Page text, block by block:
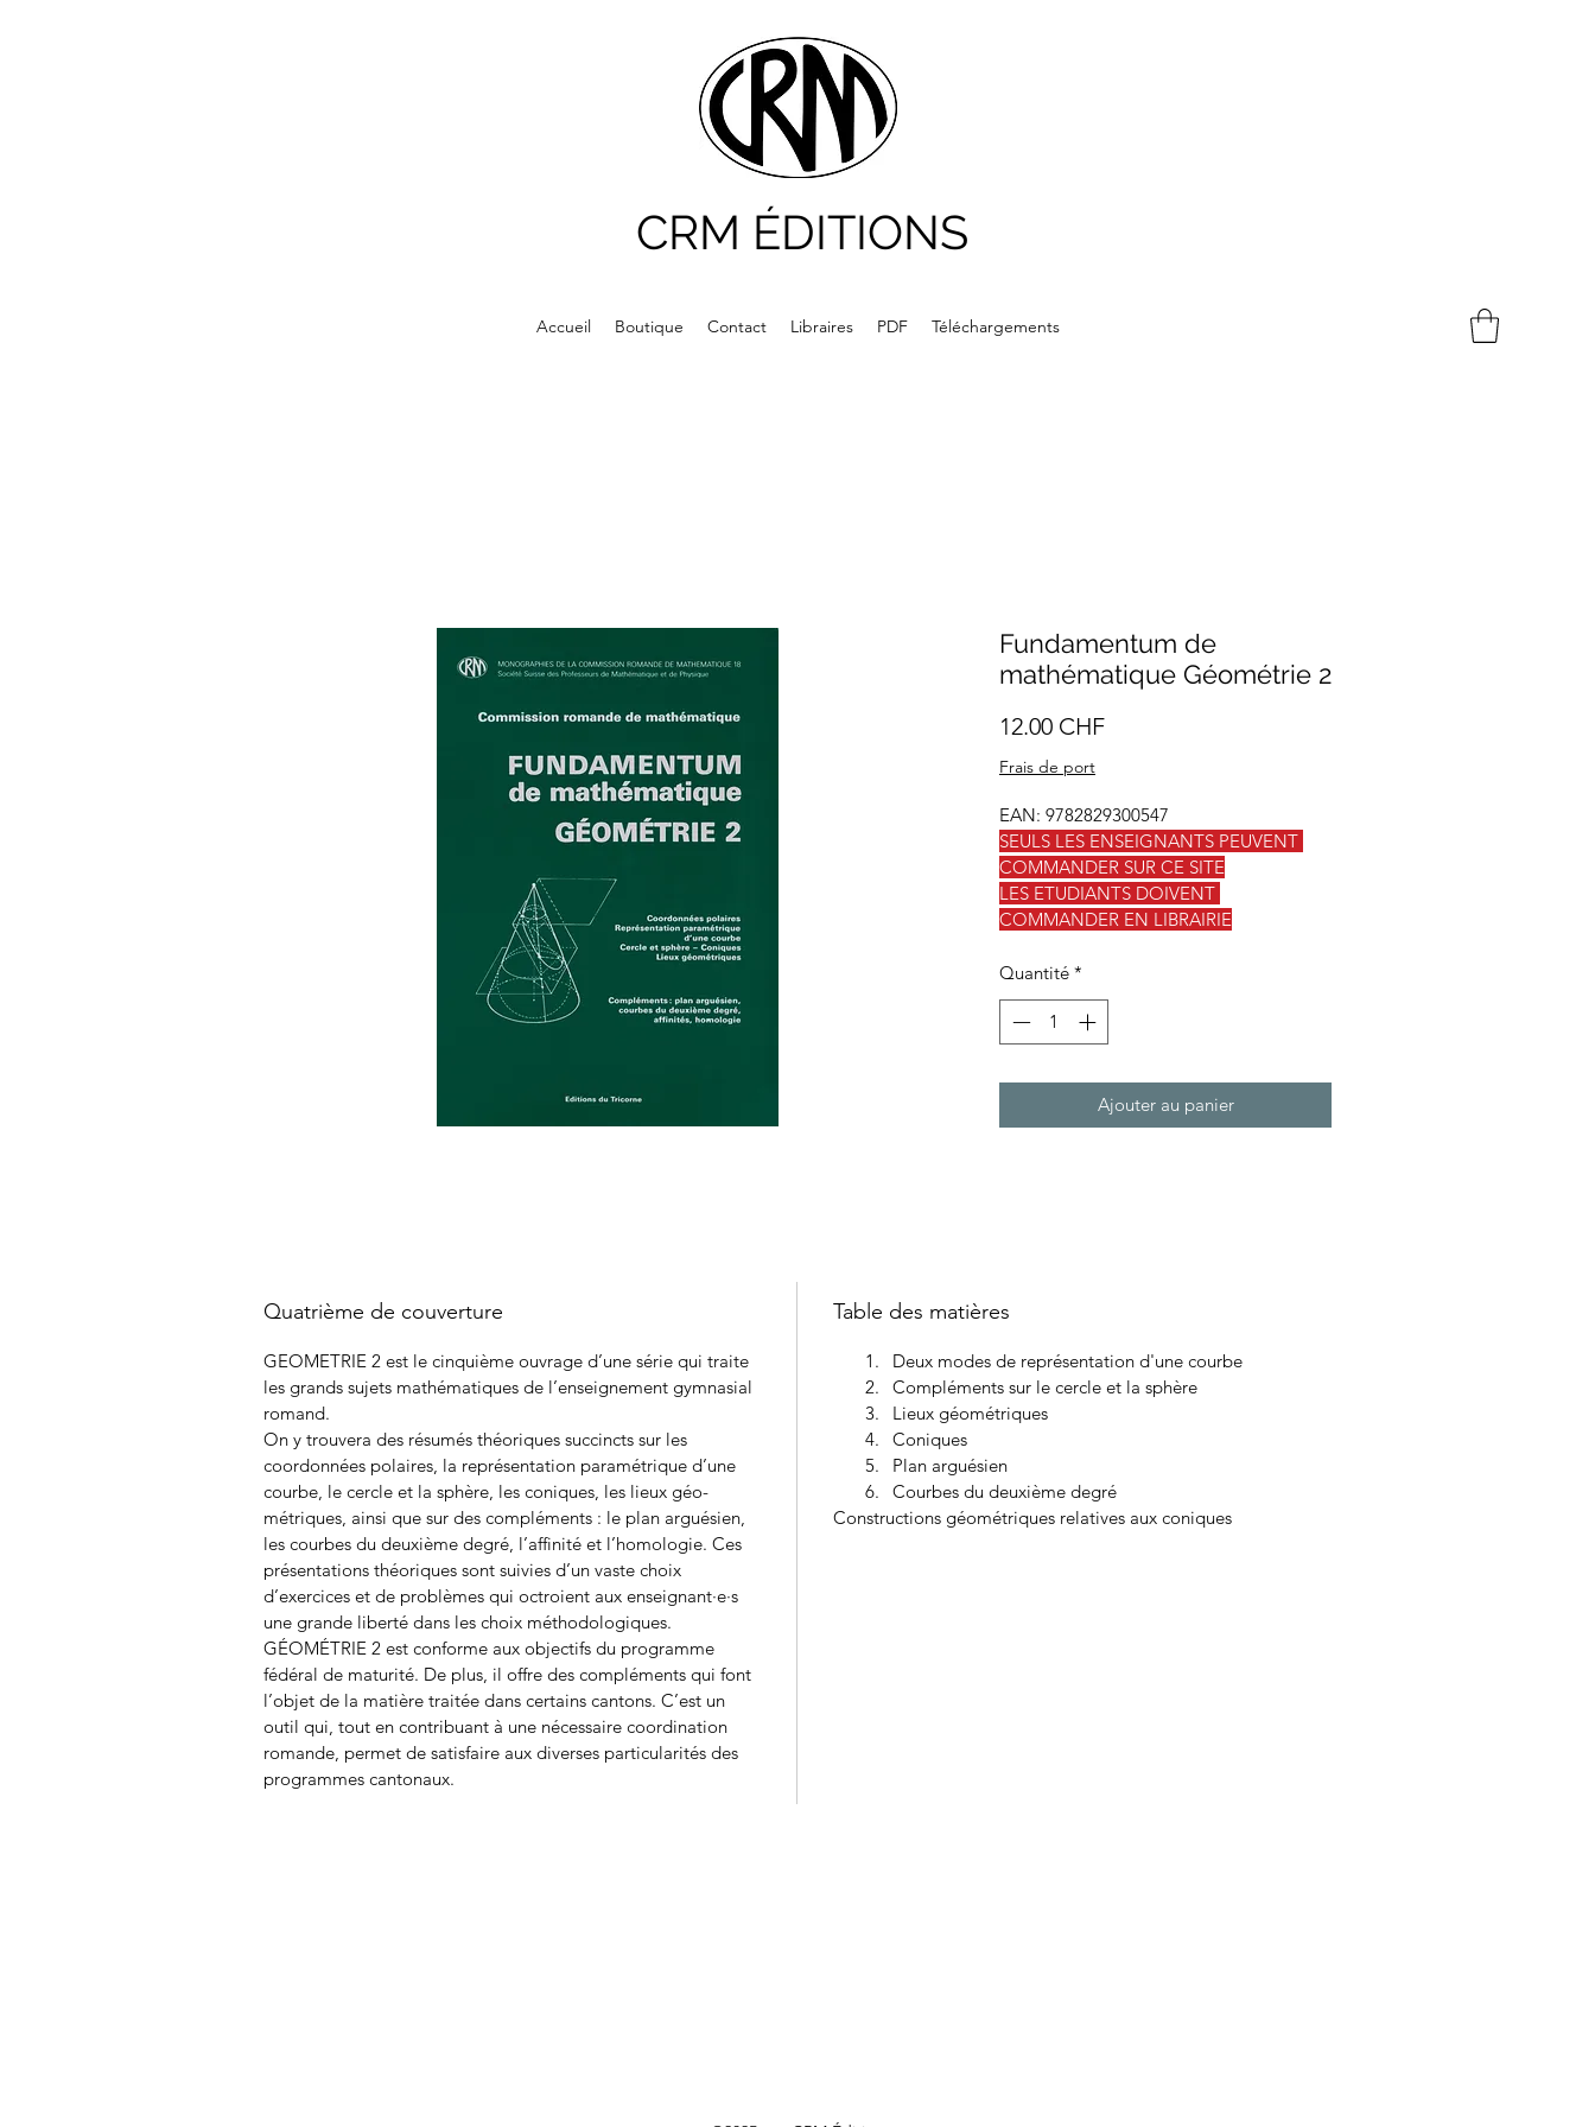
CRM ÉDITIONS
Accueil Boutique Contact Libraires PDF Téléchargements
Fundamentum de
mathématique Géométrie 2
12.00 CHFPrix
Frais de port
EAN: 9782829300547
SEULS LES ENSEIGNANTS PEUVENT
COMMANDER SUR CE SITE
LES ETUDIANTS DOIVENT
COMMANDER EN LIBRAIRIE
Quantité *
Ajouter au panier
Quatrième de couverture
GEOMETRIE 2 est le cinquième ouvrage d’une série qui traite
les grands sujets mathématiques de l’enseignement gymnasial
romand.
On y trouvera des résumés théoriques succincts sur les
coordonnées polaires, la représentation paramétrique d’une
courbe, le cercle et la sphère, les coniques, les lieux géo­
métriques, ainsi que sur des compléments : le plan arguésien,
les courbes du deuxième degré, l’affinité et l’homologie. Ces
présentations théoriques sont suivies d’un vaste choix
d’exercices et de problèmes qui octroient aux enseignant·e·s
une grande liberté dans les choix méthodologiques.
GÉOMÉTRIE 2 est conforme aux objectifs du programme
fédéral de maturité. De plus, il offre des compléments qui font
l’objet de la matière traitée dans certains cantons. C’est un
outil qui, tout en contribuant à une nécessaire coordination
romande, permet de satisfaire aux diverses particularités des
programmes cantonaux.
Table des matières
Deux modes de représentation d'une courbe
Compléments sur le cercle et la sphère
Lieux géométriques
Coniques
Plan arguésien
Courbes du deuxième degré
Constructions géométriques relatives aux coniques